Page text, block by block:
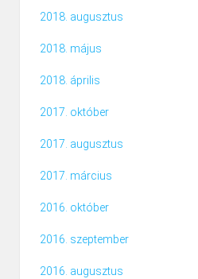
2018. augusztus
2018. május
2018. április
2017. október
2017. augusztus
2017. március
2016. október
2016. szeptember
2016. augusztus